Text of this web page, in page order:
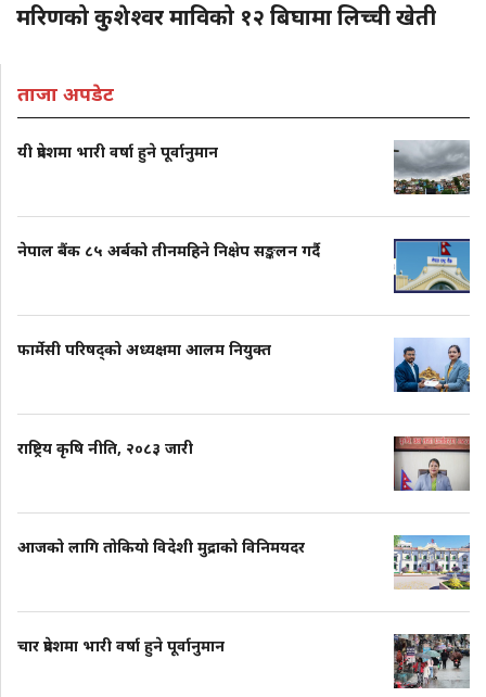
मरिणको कुशेश्वर माविको १२ बिघामा लिच्ची खेती
ताजा अपडेट
यी प्रदेशमा भारी वर्षा हुने पूर्वानुमान
नेपाल बैंक ८५ अर्बको तीनमहिने निक्षेप सङ्कलन गर्दै
फार्मेसी परिषद्को अध्यक्षमा आलम नियुक्त
राष्ट्रिय कृषि नीति, २०८३ जारी
आजको लागि तोकियो विदेशी मुद्राको विनिमयदर
चार प्रदेशमा भारी वर्षा हुने पूर्वानुमान